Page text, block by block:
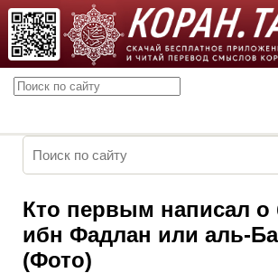
Кто первым написал о
ибн Фадлан или аль-
(Фото)